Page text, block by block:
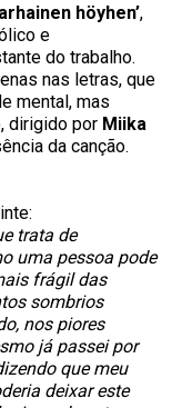
höyhen’,
e
do trabalho.
nas letras, que
mental, mas
dirigido por Miika
da canção.
trata de
uma pessoa pode
frágil das
sombrios
nos piores
já passei por
que meu
deixar este